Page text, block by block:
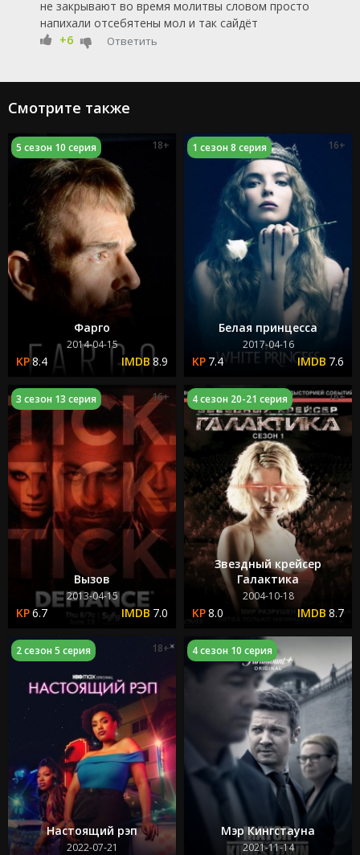
не закрывают во время молитвы словом просто
напихали отсебятены мол и так сайдёт
+6
Ответить
Смотрите также
Фарго
2014-04-15
8.4 8.9
5 сезон 10 серия 18+
Белая принцесса
2017-04-16
7.4 7.6
1 сезон 8 серия 16+
Вызов
2013-04-15
6.7 7.0
3 сезон 13 серия 16+
Звездный крейсер
Галактика
2004-10-18
8.0 8.7
4 сезон 20-21 серия 16+
Настоящий рэп
2022-07-21
2 сезон 5 серия 18+
Мэр Кингстауна
2021-11-14
4 сезон 10 серия